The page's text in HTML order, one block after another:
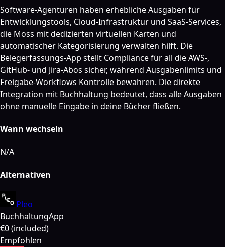
Software-Agenturen haben erhebliche Ausgaben für
Entwicklungstools, Cloud-Infrastruktur und SaaS-Services,
die Moss mit dedizierten virtuellen Karten und
automatischer Kategorisierung verwalten hilft. Die
Belegerfassungs-App stellt Compliance für all die AWS-,
GitHub- und Jira-Abos sicher, während Ausgabenlimits und
Freigabe-Workflows Kontrolle bewahren. Die direkte
Integration mit Buchhaltung bedeutet, dass alle Ausgaben
ohne manuelle Eingabe in deine Bücher fließen.
Wann wechseln
N/A
Alternativen
Pleo
BuchhaltungApp
€0 (included)
Empfohlen